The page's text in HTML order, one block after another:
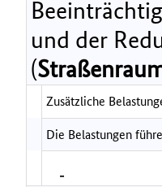
und der
(
Zusätzliche
Die Belastungen
-